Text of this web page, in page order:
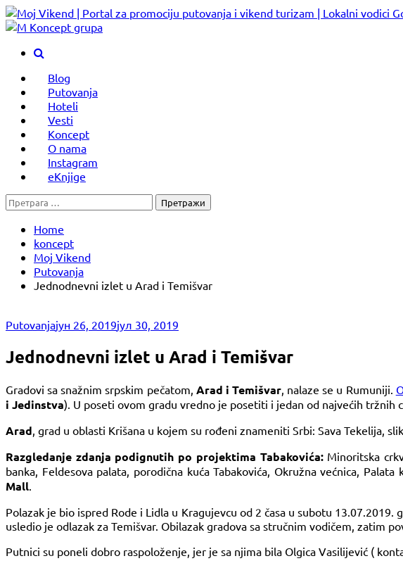
Skip
to
Blog
Putovanja
Hoteli
Vesti
Koncept
O nama
Instagram
eKnjige
Претрага
за:
Home
koncept
Moj Vikend
Putovanja
Jednodnevni izlet u Arad i Temišvar
Putovanjaјун 26, 2019јул 30, 2019
Jednodnevni izlet u Arad i Temišvar
Gradovi sa snažnim srpskim pečatom, Arad i Temišvar, nalaze se u Rumuniji.
i Jedinstva). U poseti ovom gradu vredno je posetiti i jedan od najvećih tržnih
Arad , grad u oblasti Krišana u kojem su rođeni znameniti Srbi: Sava Tekelija,
Razgledanje zdanja podignutih po projektima Tabakovića:Minoritska
banka, Feldesova palata, porodična kuća Tabakovića, Okružna većnica,
Mall
Polazak je bio ispred Rode i Lidla u Kragujevcu od 2 časa u subotu
usledio je odlazak za Temišvar. Obilazak gradova sa stručnim vodičem, zatim
Putnici su poneli dobro raspoloženje, jer je sa njima bila Olgica Vasilijević (